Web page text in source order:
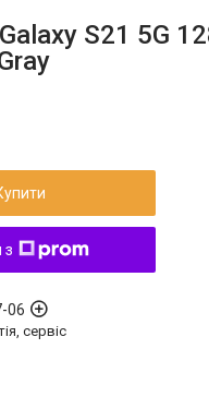
S21 5G
з
06
сервіс